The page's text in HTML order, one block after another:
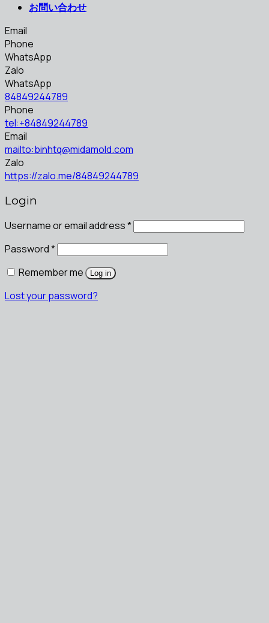
お問い合わせ
Email
Phone
WhatsApp
Zalo
WhatsApp
84849244789
Phone
tel:+84849244789
Email
mailto:binhtq@midamold.com
Zalo
https://zalo.me/84849244789
Login
Username or email address*
Password*
Remember me
Log in
Lost your password?